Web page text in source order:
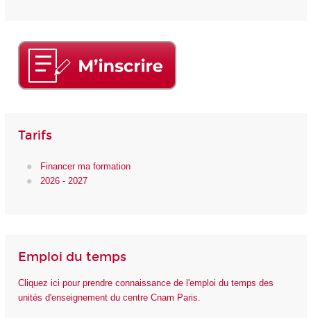
Tarifs
Financer ma formation
2026 - 2027
Emploi du temps
Cliquez ici pour prendre connaissance de l'emploi du temps des
unités d'enseignement du centre Cnam Paris.